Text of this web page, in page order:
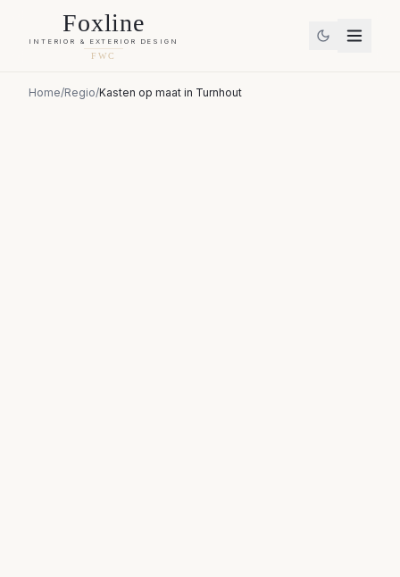
Foxline
INTERIOR & EXTERIOR DESIGN
FWC
Home/Regio/Kasten op maat in Turnhout